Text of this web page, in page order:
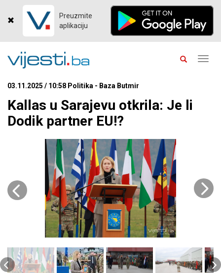
Preuzmite
aplikaciju
03.11.2025 / 10:58 Politika - Baza Butmir
Kallas u Sarajevu otkrila: Je li
Dodik partner EU!?